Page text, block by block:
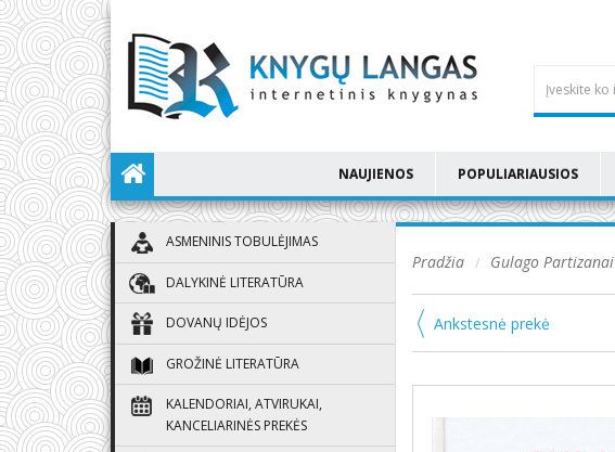
NAUJIENOS POPULIARIAUSIOS
ASMENINIS TOBULĖJIMAS
DALYKINĖ LITERATŪRA
DOVANŲ IDĖJOS
GROŽINĖ LITERATŪRA
KALENDORIAI, ATVIRUKAI,
KANCELIARINĖS PREKĖS
Pradžia Gulago Partizanai
Ankstesnė prekė